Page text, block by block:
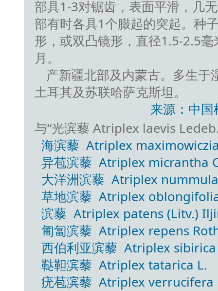
部具1-3对锯齿，表面平滑，几
部有时各具1个臌起的突起。种
形，或双凸镜形，直径1.5-2.5
月。
产新疆北部及内蒙古。多生于
土耳其及苏联哈萨克斯坦。
来源：中
与“光滨藜 Atriplex laevis
海滨藜 Atriplex
异苞滨藜 Atriplex micrantha
大洋洲滨藜 Atriplex
草地滨藜 Atriplex
滨藜 Atriplex patens (Litv.)
匍匐滨藜 Atriplex repens
西伯利亚滨藜 Atriplex
鞑靼滨藜 Atriplex tatarica L.
疣苞滨藜 Atriplex verrucifera